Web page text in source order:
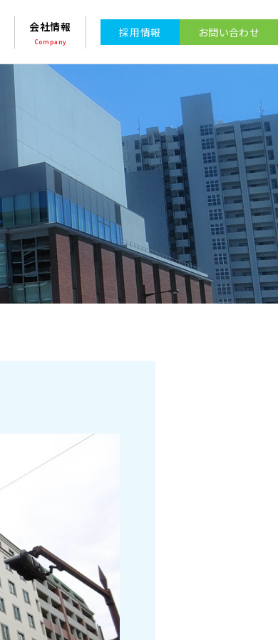
会社情報
Company
採⽤情報 お問い合わせ